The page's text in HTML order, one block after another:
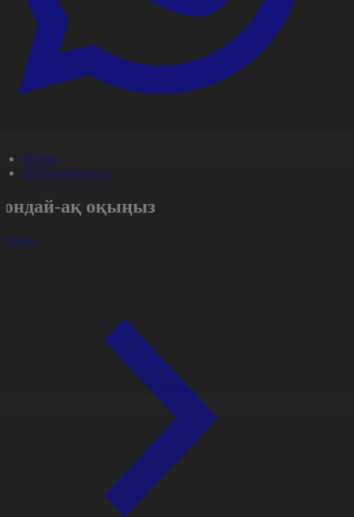
#Әлем
#Күн жаңалығы
ақ оқыңыз